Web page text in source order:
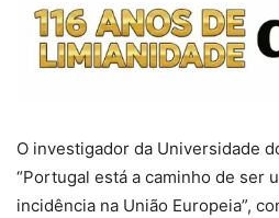
O investigador da Universidade
“Portugal está a caminho de ser
incidência na União Europeia”,